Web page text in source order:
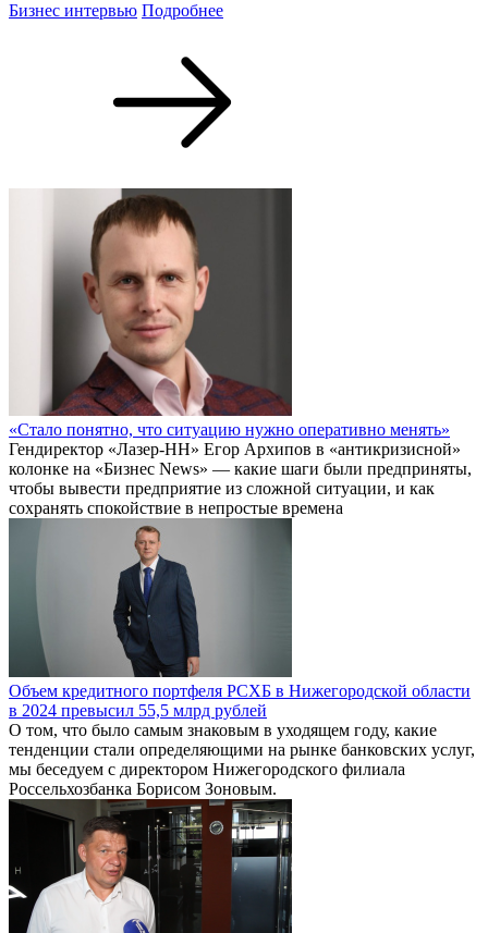
Бизнес интервью Подробнее
«Стало понятно, что ситуацию нужно оперативно менять»
Гендиректор «Лазер-НН» Егор Архипов в «антикризисной»
колонке на «Бизнес News» — какие шаги были предприняты,
чтобы вывести предприятие из сложной ситуации, и как
сохранять спокойствие в непростые времена
Объем кредитного портфеля РСХБ в Нижегородской области
в 2024 превысил 55,5 млрд рублей
О том, что было самым знаковым в уходящем году, какие
тенденции стали определяющими на рынке банковских услуг,
мы беседуем с директором Нижегородского филиала
Россельхозбанка Борисом Зоновым.